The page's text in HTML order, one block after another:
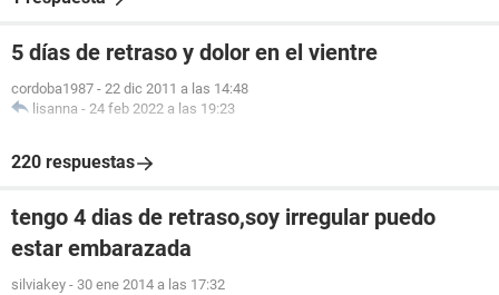
5 días de retraso y dolor en el vientre
cordoba1987 - 22 dic 2011 a las 14:48
lisanna - 24 feb 2022 a las 19:23
220 respuestas
tengo 4 dias de retraso,soy irregular puedo
estar embarazada
silviakey - 30 ene 2014 a las 17:32